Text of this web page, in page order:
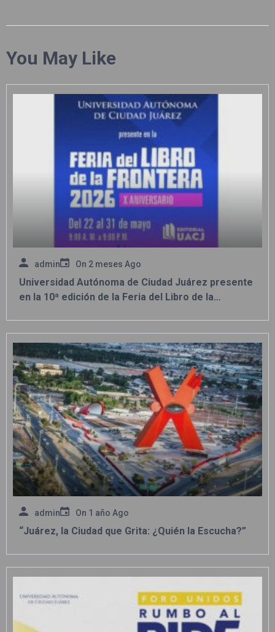
You May Like
admin On 2 meses Ago
Universidad Autónoma de Ciudad Juárez presente
en la 10ª edición de la Feria del Libro de la
admin On 1 año Ago
“Juárez, la Ciudad que Grita: ¿Quién la Escucha?”